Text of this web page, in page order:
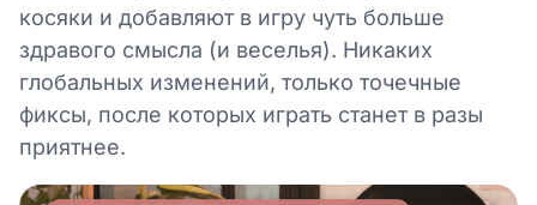
косяки и добавляют в игру чуть больше
здравого смысла (и веселья). Никаких
глобальных изменений, только точечные
фиксы, после которых играть станет в разы
приятнее.